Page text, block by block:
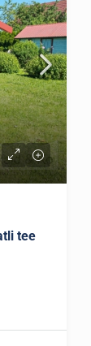
tee